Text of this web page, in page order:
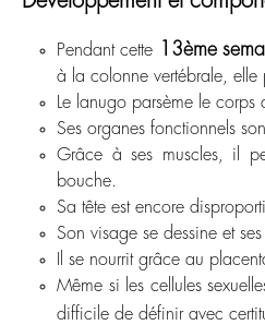
Pendant cette 13ème
à la colonne vertébrale, elle
Le lanugo parsème le
Ses organes fonctionnels
Grâce à ses muscles, il
bouche.
Sa tête est encore
Son visage se dessine et
Il se nourrit grâce au
Même si les cellules
difficile de définir avec